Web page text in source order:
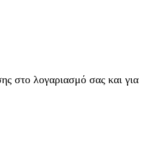
στο λογαριασμό σας και για